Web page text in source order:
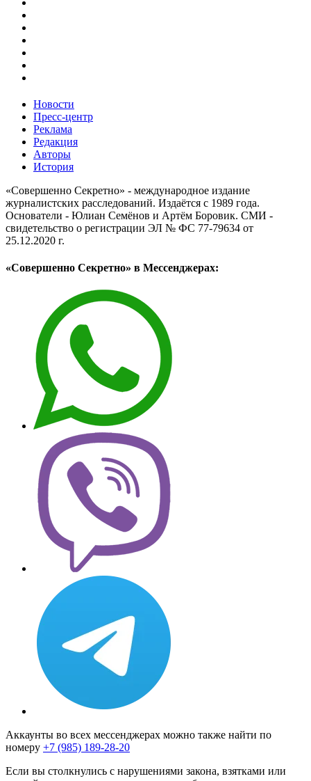
Новости
Пресс-центр
Реклама
Редакция
Авторы
История
«Совершенно Секретно» - международное издание
журналистских расследований. Издаётся с 1989 года.
Основатели - Юлиан Семёнов и Артём Боровик. CМИ -
свидетельство о регистрации ЭЛ № ФС 77-79634 от
25.12.2020 г.
«Совершенно Секретно» в Мессенджерах:
Аккаунты во всех мессенджерах можно также найти по
номеру +7 (985) 189-28-20
Если вы столкнулись с нарушениями закона, взятками или